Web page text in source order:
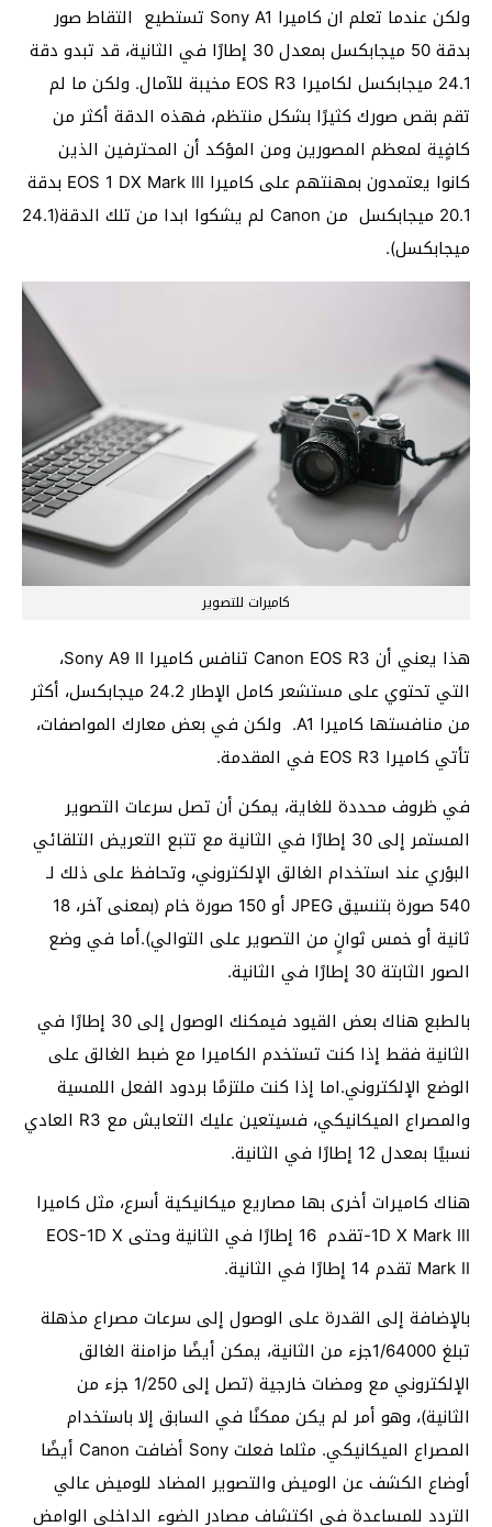
ولكن عندما تعلم ان كاميرا Sony A1 تستطيع التقاط صور
بدقة 50 ميجابكسل بمعدل 30 إطارًا في الثانية، قد تبدو دقة
24.1 ميجابكسل لكاميرا EOS R3 مخيبة للآمال. ولكن ما لم
تقم بقص صورك كثيرًا بشكل منتظم، فهذه الدقة أكثر من
كافٍية لمعظم المصورين ومن المؤكد أن المحترفين الذين
كانوا يعتمدون بمهنتهم على كاميرا EOS 1 DX Mark III بدقة
20.1 ميجابكسل من Canon لم يشكوا ابدا من تلك الدقة(24.1
ميجابكسل).
كاميرات للتصوير
هذا يعني أن Canon EOS R3 تنافس كاميرا Sony A9 II،
التي تحتوي على مستشعر كامل الإطار 24.2 ميجابكسل، أكثر
من منافستها كاميرا A1. ولكن في بعض معارك المواصفات،
تأتي كاميرا EOS R3 في المقدمة.
في ظروف محددة للغاية، يمكن أن تصل سرعات التصوير
المستمر إلى 30 إطارًا في الثانية مع تتبع التعريض التلقائي
البؤري عند استخدام الغالق الإلكتروني، وتحافظ على ذلك لـ
540 صورة بتنسيق JPEG أو 150 صورة خام (بمعنى آخر، 18
ثانية أو خمس ثوانٍ من التصوير على التوالي).أما في وضع
الصور الثابتة 30 إطارًا في الثانية.
بالطبع هناك بعض القيود فيمكنك الوصول إلى 30 إطارًا في
الثانية فقط إذا كنت تستخدم الكاميرا مع ضبط الغالق على
الوضع الإلكتروني.اما إذا كنت ملتزمًا بردود الفعل اللمسية
والمصراع الميكانيكي، فسيتعين عليك التعايش مع R3 العادي
نسبيًا بمعدل 12 إطارًا في الثانية.
هناك كاميرات أخرى بها مصاريع ميكانيكية أسرع، مثل كاميرا
1D X Mark III-تقدم 16 إطارًا في الثانية وحتى EOS-1D X
Mark II تقدم 14 إطارًا في الثانية.
بالإضافة إلى القدرة على الوصول إلى سرعات مصراع مذهلة
تبلغ 1/64000جزء من الثانية، يمكن أيضًا مزامنة الغالق
الإلكتروني مع ومضات خارجية (تصل إلى 1/250 جزء من
الثانية)، وهو أمر لم يكن ممكنًا في السابق إلا باستخدام
المصراع الميكانيكي. مثلما فعلت Sony أضافت Canon أيضًا
أوضاع الكشف عن الوميض والتصوير المضاد للوميض عالي
التردد للمساعدة في اكتشاف مصادر الضوء الداخلي الوامض